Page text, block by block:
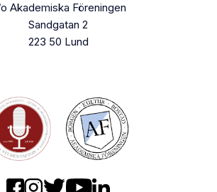
Akademiska Föreningen
Sandgatan 2
223 50 Lund